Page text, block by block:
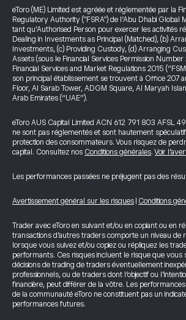
eToro (ME) Limited est agréée et réglementée par la
Regulatory Authority ("FSRA") de l’Abu Dhabi Global
tant qu’Authorised Person pour exercer les activités
Dealing in Investments as Principal (Matched), (b)
Investments, (c) Providing Custody, (d) Arranging
Assets (sous le Financial Services Permission
Financial Services and Market Regulations 2015
son principal établissement se trouvent à Office 207
Floor, Al Sarab Tower, ADGM Square, Al Maryah
Arab Emirates (“UAE”).
eToro AUS Capital Limited ACN 612 791 803 AFSL
ne sont pas réglementés et sont hautement
protection des consommateurs. Vous risquez de
capital. Consultez nos Conditions générales.Voir
Les performances passées ne préjugent pas des
Avertissement général sur les risques Conditions
Trader avec eToro en suivant et/ou en copiant ou en
transactions d’autres traders comporte un niveau de
lorsque vous suivez et/ou copiez ou répliquez les
performants. Ces risques incluent le risque que vous
décisions de trading de traders éventuellement
professionnels, ou de traders dont l’objectif ou
financière, peut différer de la vôtre. Les
de la communauté eToro ne constituent pas un
performances futures.